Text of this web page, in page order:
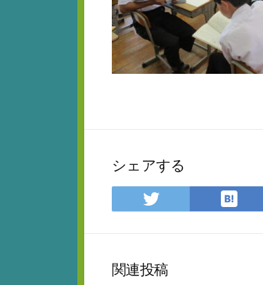
シェアする
Twitter
で
ア
は
て
関連投稿